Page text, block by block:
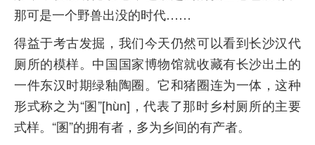
那可是一个野兽出没的时代……
得益于考古发掘，我们今天仍然可以看到长沙汉代
厕所的模样。中国国家博物馆就收藏有长沙出土的
一件东汉时期绿釉陶圈。它和猪圈连为一体，这种
形式称之为“圂”[hùn]，代表了那时乡村厕所的主要
式样。“圂”的拥有者，多为乡间的有产者。